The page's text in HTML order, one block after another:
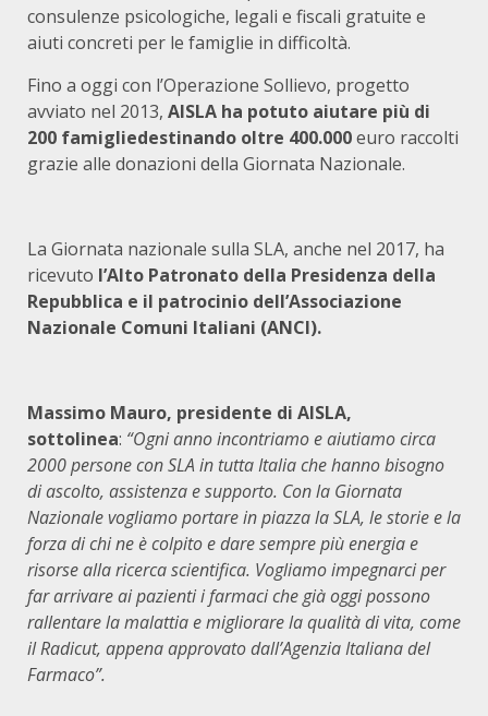
consulenze psicologiche, legali e fiscali gratuite e
aiuti concreti per le famiglie in difficoltà.
Fino a oggi con l’Operazione Sollievo, progetto
avviato nel 2013, AISLA ha potuto aiutare più di
200 famigliedestinando oltre 400.000euro raccolti
grazie alle donazioni della Giornata Nazionale.
La Giornata nazionale sulla SLA, anche nel 2017, ha
ricevuto l’Alto Patronato della Presidenza della
Repubblica e il patrocinio dell’Associazione
Nazionale Comuni Italiani (ANCI).
Massimo Mauro, presidente di AISLA,
sottolinea: “Ogni anno incontriamo e aiutiamo circa
2000 persone con SLA in tutta Italia che hanno bisogno
di ascolto, assistenza e supporto. Con la Giornata
Nazionale vogliamo portare in piazza la SLA, le storie e la
forza di chi ne è colpito e dare sempre più energia e
risorse alla ricerca scientifica. Vogliamo impegnarci per
far arrivare ai pazienti i farmaci che già oggi possono
rallentare la malattia e migliorare la qualità di vita, come
il Radicut, appena approvato dall’Agenzia Italiana del
Farmaco”.